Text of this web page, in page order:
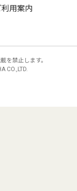
用案内
を禁止します。
CO.,LTD.